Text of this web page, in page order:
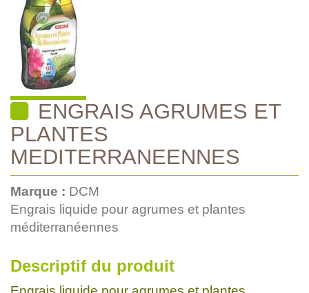
ENGRAIS AGRUMES ET
PLANTES
MEDITERRANEENNES
Marque : DCM
Engrais liquide pour agrumes et plantes
méditerranéennes
Descriptif du produit